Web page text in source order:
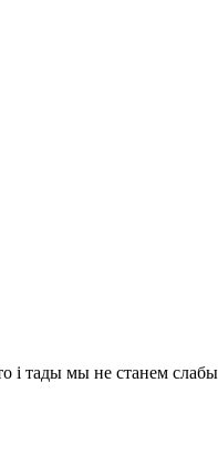
і тады мы не станем